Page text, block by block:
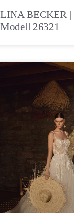
LINA BECKER |
Modell 26321